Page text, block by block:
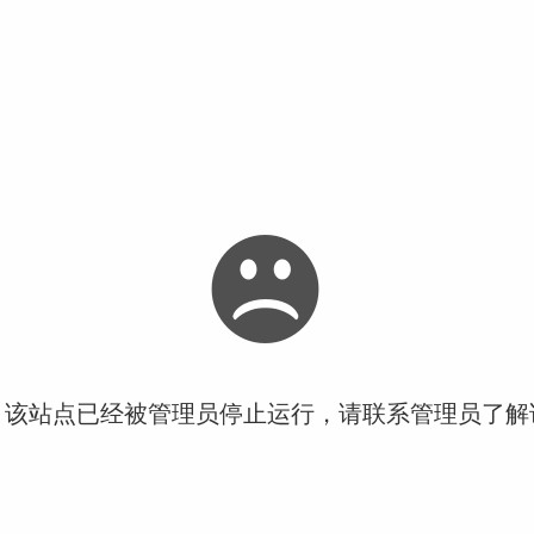
站点已经被管理员停止运行，请联系管理员了